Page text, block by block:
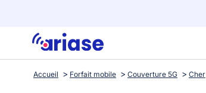
Accueil Forfait mobile Couverture 5G Cher